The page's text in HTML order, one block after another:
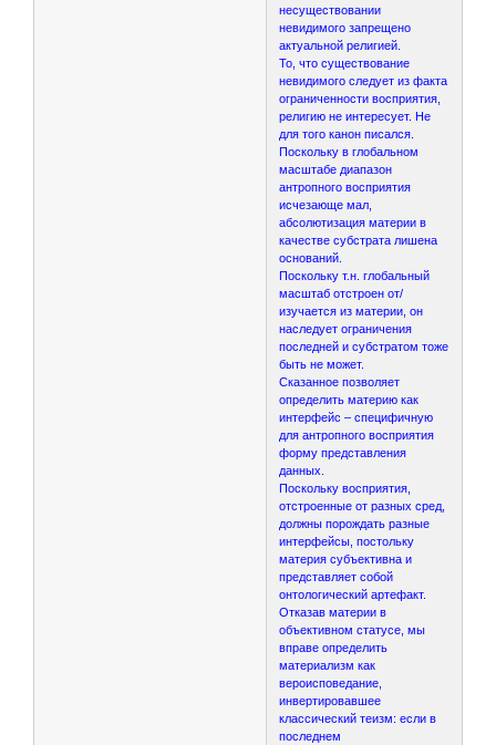
несуществовании
невидимого запрещено
актуальной религией.
То, что существование
невидимого следует из факта
ограниченности восприятия,
религию не интересует. Не
для того канон писался.
Поскольку в глобальном
масштабе диапазон
антропного восприятия
исчезающе мал,
абсолютизация материи в
качестве субстрата лишена
оснований.
Поскольку т.н. глобальный
масштаб отстроен от/
изучается из материи, он
наследует ограничения
последней и субстратом тоже
быть не может.
Сказанное позволяет
определить материю как
интерфейс – специфичную
для антропного восприятия
форму представления
данных.
Поскольку восприятия,
отстроенные от разных сред,
должны порождать разные
интерфейсы, постольку
материя субъективна и
представляет собой
онтологический артефакт.
Отказав материи в
объективном статусе, мы
вправе определить
материализм как
вероисповедание,
инвертировавшее
классический теизм: если в
последнем